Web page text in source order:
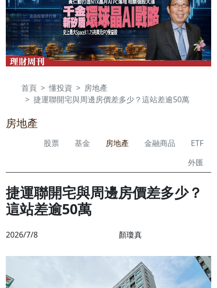
首頁 懂投資
房地產
捷運聯開宅與周邊房價差多少？這站差逾50萬
房地產
股票 基金 房地產 金融商品
ETF
外匯
捷運聯開宅與周邊房價差多少？
這站差逾50萬
2026/7/8 顏瓊真